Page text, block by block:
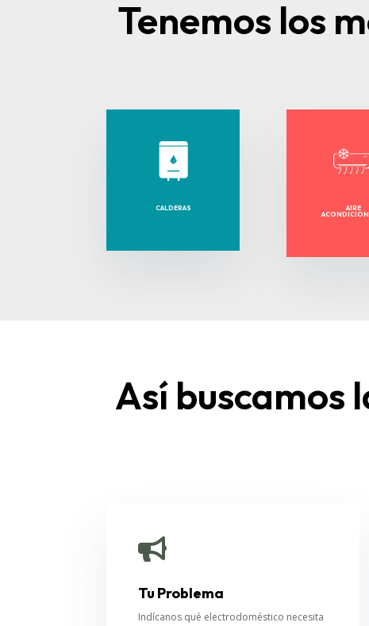
Tenemos los
CALDERAS
AIRE
Así buscamos

Tu Problema
Indícanos qué electrodoméstico necesita